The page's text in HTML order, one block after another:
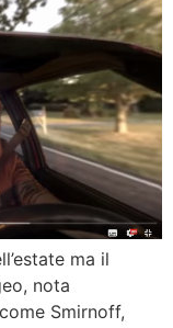
ma il
nota
Smirnoff,